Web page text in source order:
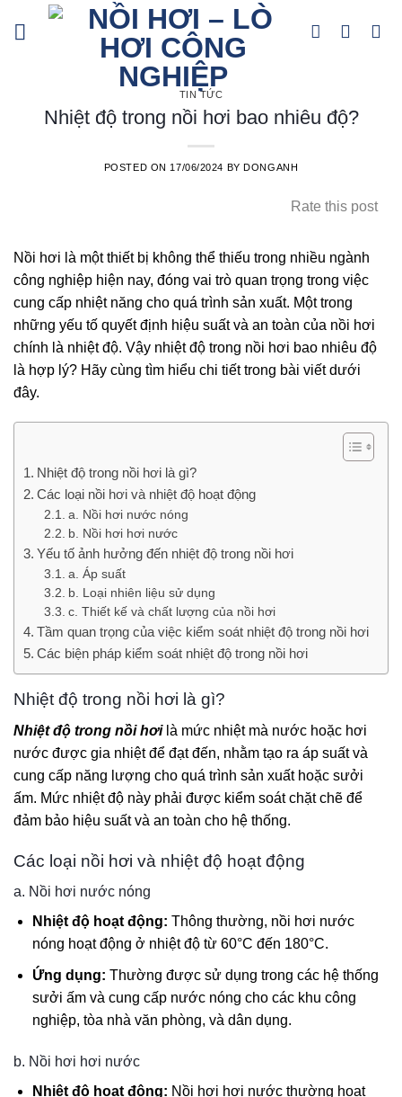
TIN TỨC
Nhiệt độ trong nồi hơi bao nhiêu độ?
POSTED ON 17/06/2024 BYDONGANH
Rate this post
Nồi hơi là một thiết bị không thể thiếu trong nhiều ngành
công nghiệp hiện nay, đóng vai trò quan trọng trong việc
cung cấp nhiệt năng cho quá trình sản xuất. Một trong
những yếu tố quyết định hiệu suất và an toàn của nồi hơi
chính là nhiệt độ. Vậy nhiệt độ trong nồi hơi bao nhiêu độ
là hợp lý? Hãy cùng tìm hiểu chi tiết trong bài viết dưới
đây.
Nhiệt độ trong nồi hơi là gì?
Các loại nồi hơi và nhiệt độ hoạt động
a. Nồi hơi nước nóng
b. Nồi hơi hơi nước
Yếu tố ảnh hưởng đến nhiệt độ trong nồi hơi
a. Áp suất
b. Loại nhiên liệu sử dụng
c. Thiết kế và chất lượng của nồi hơi
Tầm quan trọng của việc kiểm soát nhiệt độ trong nồi hơi
Các biện pháp kiểm soát nhiệt độ trong nồi hơi
Nhiệt độ trong nồi hơi là gì?
Nhiệt độ trong nồi hơilà mức nhiệt mà nước hoặc hơi
nước được gia nhiệt để đạt đến, nhằm tạo ra áp suất và
cung cấp năng lượng cho quá trình sản xuất hoặc sưởi
ấm. Mức nhiệt độ này phải được kiểm soát chặt chẽ để
đảm bảo hiệu suất và an toàn cho hệ thống.
Các loại nồi hơi và nhiệt độ hoạt động
a. Nồi hơi nước nóng
Nhiệt độ hoạt động: Thông thường, nồi hơi nước
nóng hoạt động ở nhiệt độ từ 60°C đến 180°C.
Ứng dụng: Thường được sử dụng trong các hệ thống
sưởi ấm và cung cấp nước nóng cho các khu công
nghiệp, tòa nhà văn phòng, và dân dụng.
b. Nồi hơi hơi nước
Nhiệt độ hoạt động: Nồi hơi hơi nước thường hoạt